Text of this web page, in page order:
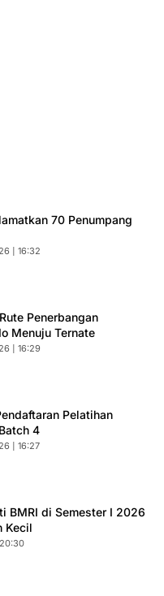
70 Penumpang
| 16:32
Penerbangan
Menuju Ternate
| 16:29
Pelatihan
4
| 16:27
BMRI di Semester I 2026
Kecil